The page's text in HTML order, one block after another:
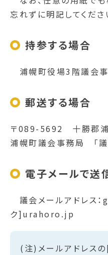
忘れずに明記してくださ
持参する場合
浦幌町役場3階議会事
郵送する場合
〒089-5692 十勝郡
浦幌町議会事務局 「
電子メールで送
議会メールアドレス
ク]urahoro.jp
(注)メールアドレス